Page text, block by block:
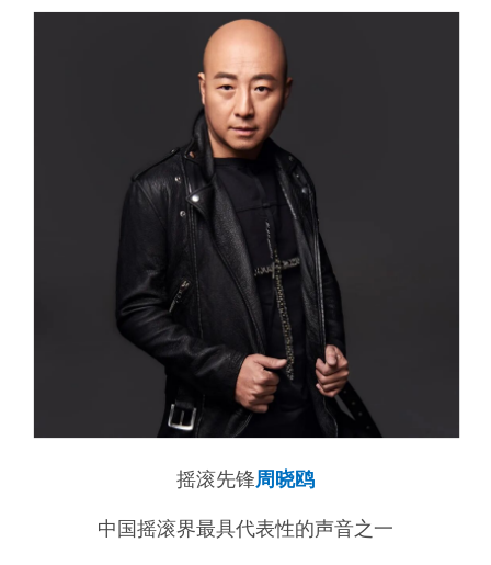
摇滚先锋周晓鸥
中国摇滚界最具代表性的声音之一